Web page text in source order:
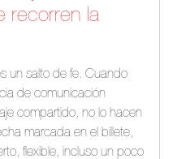
recorren la
un salto de fe. Cuando
de comunicación
compartido, no lo hacen
marcada en el billete,
flexible, incluso un poco